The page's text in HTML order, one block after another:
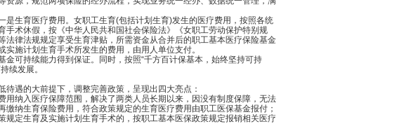
生育医疗费用。女职工生育(包括计划生育)发生的医疗费用，按照各统
术休假，按《中华人民共和国社会保险法》《女职工劳动保护特别规
律法规规定享受生育津贴，所需资金从合并后的职工基本医疗保险基金
施计划生育手术所发生的费用，由用人单位支付。
可持续能力得到保证。同时，按照“千方百计保基本，始终坚持可持
续发展。
遇的大前提下，调整完善政策，呈现出四大亮点：
纳入医疗保障范围，解决了两类人员长期以来，因没有制度保障，无法
纳生育保险费用，符合政策规定的生育医疗费用由职工医保基金报付；
定生育及实施计划生育手术的，按职工基本医保政策规定报销相关医疗